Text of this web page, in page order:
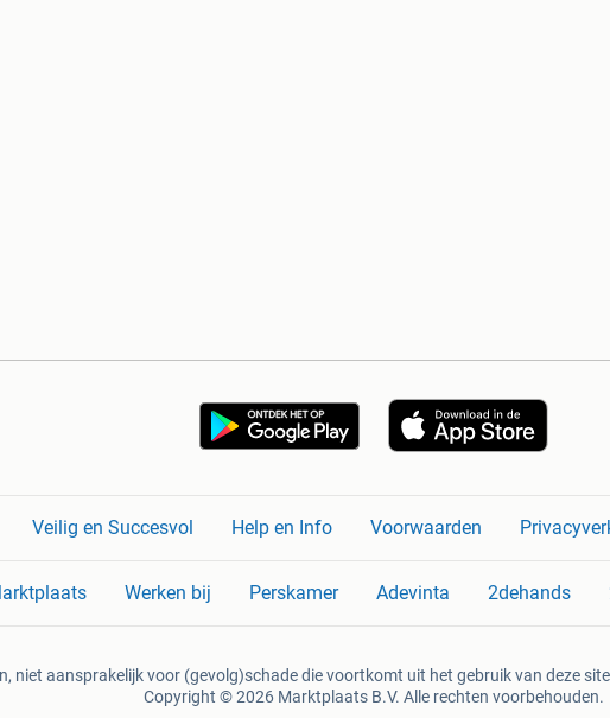
Veilig en Succesvol Help en Info Voorwaarden
Werken bij Perskamer Adevinta 2dehands
niet aansprakelijk voor (gevolg)schade die voortkomt uit het gebruik van deze
Copyright © 2026 Marktplaats B.V. Alle rechten voorbehouden.